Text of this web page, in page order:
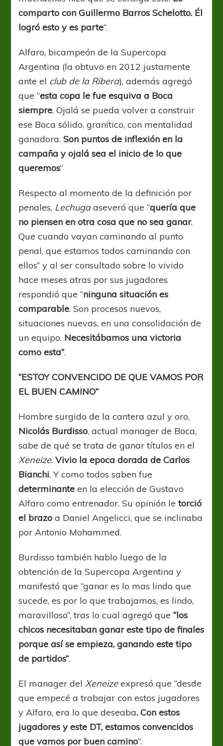
comparto con Guillermo Barros Schelotto. Él
logró esto y es parte“.
Alfaro, bicampeón de la Supercopa
Argentina (la obtuvo en 2012 justamente
ante el club de la Ribera), además agregó
que “esta copa le fue esquiva a Boca
siempre. Ojalá se pueda volver a construir
ese Boca sólido, granítico, con mentalidad
ganadora.Son puntos de inflexión en la
campaña y ojalá sea el inicio de lo que
queremos“
Respecto al momento de la definición por
penales, Lechugaaseveró que “quería que
no piensen en otra cosa que no sea ganar.
Que cuando vayan caminando al punto
penal, que estamos todos caminando con
ellos” y al ser consultado sobre lo vivido
hace meses atras por sus jugadores
respondió que “ninguna situación es
comparable. Son procesos nuevos,
situaciones nuevas, en una consolidación de
un equipo. Necesitábamos una victoria
como esta”.
“ESTOY CONVENCIDO DE QUE VAMOS POR
EL BUEN CAMINO”
Hombre surgido de la cantera azul y oro,
Nicolás Burdisso, actual manager de Boca,
sabe de qué se trata de ganar títulos en el
Xeneize.Vivio la epoca dorada de Carlos
Bianchi. Y como todos saben fue
determinanteen la elección de Gustavo
Alfaro como entrenador. Su opinión letorció
el brazo a Daniel Angelicci, que se inclinaba
por Antonio Mohammed.
Burdisso también hablo luego de la
obtención de la Supercopa Argentina y
manifestó que “ganar es lo mas lindo que
sucede, es por lo que trabajamos, es lindo,
maravilloso”, tras lo cual agregó que“los
chicos necesitaban ganar este tipo de finales
porque así se empieza, ganando este tipo
de partidos”.
El manager delXeneizeexpresó que “desde
que empecé a trabajar con estos jugadores
y Alfaro, era lo que deseaba. Con estos
jugadores y este DT, estamos convencidos
que vamos por buen camino“.